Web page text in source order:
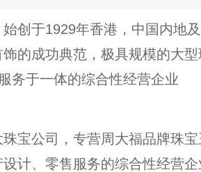
创于1929年香港，中国内地
的成功典范，极具规模的大
务于一体的综合性经营企业
宝公司，专营周大福品牌珠
计、零售服务的综合性经营